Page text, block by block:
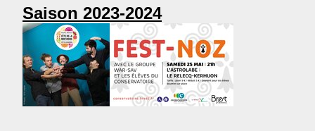
Saison 2023-2024